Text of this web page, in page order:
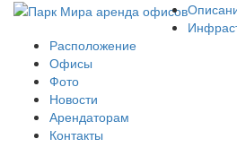
Расположение
Офисы
Фото
Новости
Арендаторам
Контакты